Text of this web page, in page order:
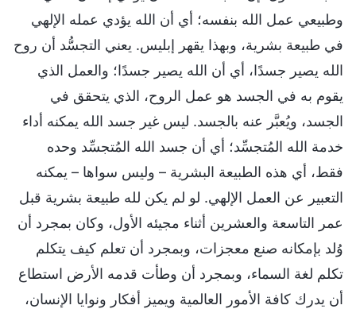
وطبيعي عمل الله بنفسه؛ أي أن الله يؤدي عمله الإلهي
في طبيعة بشرية، وبهذا يقهر إبليس. يعني التجسُّد أن روح
الله يصير جسدًا، أي أن الله يصير جسدًا؛ والعمل الذي
يقوم به في الجسد هو عمل الروح، الذي يتحقق في
الجسد، ويُعبَّر عنه بالجسد. ليس غير جسد الله يمكنه أداء
خدمة الله المُتجسِّد؛ أي أن جسد الله المُتجسِّد وحده
فقط، أي هذه الطبيعة البشرية – وليس سواها – يمكنه
التعبير عن العمل الإلهي. لو لم يكن لله طبيعة بشرية قبل
عمر التاسعة والعشرين أثناء مجيئه الأول، وكان بمجرد أن
وُلد بإمكانه صنع معجزات، وبمجرد أن تعلم كيف يتكلم
تكلم لغة السماء، وبمجرد أن وطأت قدمه الأرض استطاع
أن يدرك كافة الأمور العالمية ويميز أفكار ونوايا الإنسان،